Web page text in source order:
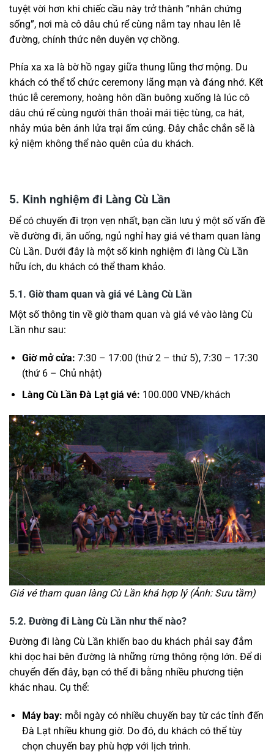
tuyệt vời hơn khi chiếc cầu này trở thành “nhân chứng
sống”, nơi mà cô dâu chú rể cùng nắm tay nhau lên lễ
đường, chính thức nên duyên vợ chồng.
Phía xa xa là bờ hồ ngay giữa thung lũng thơ mộng. Du
khách có thể tổ chức ceremony lãng mạn và đáng nhớ. Kết
thúc lễ ceremony, hoàng hôn dần buông xuống là lúc cô
dâu chú rể cùng người thân thoải mái tiệc tùng, ca hát,
nhảy múa bên ánh lửa trại ấm cúng. Đây chắc chắn sẽ là
kỷ niệm không thể nào quên của du khách.
5. Kinh nghiệm đi Làng Cù Lần
Để có chuyến đi trọn vẹn nhất, bạn cần lưu ý một số vấn đề
về đường đi, ăn uống, ngủ nghỉ hay giá vé tham quan làng
Cù Lần. Dưới đây là một số kinh nghiệm đi làng Cù Lần
hữu ích, du khách có thể tham khảo.
5.1. Giờ tham quan và giá vé Làng Cù Lần
Một số thông tin về giờ tham quan và giá vé vào làng Cù
Lần như sau:
Giờ mở cửa: 7:30 – 17:00 (thứ 2 – thứ 5), 7:30 – 17:30
(thứ 6 – Chủ nhật)
Làng Cù Lần Đà Lạt giá vé: 100.000 VNĐ/khách
Giá vé tham quan làng Cù Lần khá hợp lý (Ảnh: Sưu tầm)
5.2. Đường đi Làng Cù Lần như thế nào?
Đường đi làng Cù Lần khiến bao du khách phải say đắm
khi dọc hai bên đường là những rừng thông rộng lớn. Để di
chuyển đến đây, bạn có thể đi bằng nhiều phương tiện
khác nhau. Cụ thể:
Máy bay: mỗi ngày có nhiều chuyến bay từ các tỉnh đến
Đà Lạt nhiều khung giờ. Do đó, du khách có thể tùy
chọn chuyến bay phù hợp với lịch trình.